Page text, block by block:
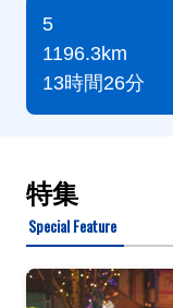
5
1196.3km
13時間26分
特集
Special Feature